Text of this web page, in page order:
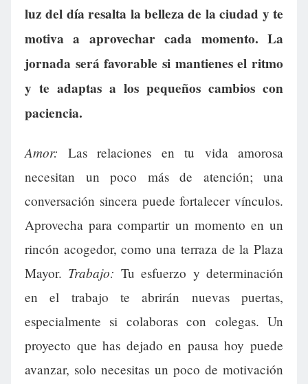
luz del día resalta la belleza de la ciudad y te
motiva a aprovechar cada momento. La
jornada será favorable si mantienes el ritmo
y te adaptas a los pequeños cambios con
paciencia.
Amor: Las relaciones en tu vida amorosa
necesitan un poco más de atención; una
conversación sincera puede fortalecer vínculos.
Aprovecha para compartir un momento en un
rincón acogedor, como una terraza de la Plaza
Mayor. Trabajo: Tu esfuerzo y determinación
en el trabajo te abrirán nuevas puertas,
especialmente si colaboras con colegas. Un
proyecto que has dejado en pausa hoy puede
avanzar, solo necesitas un poco de motivación